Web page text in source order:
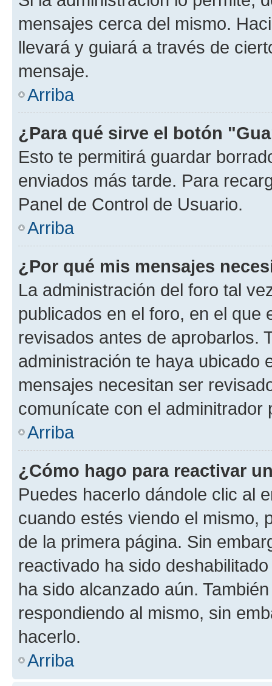
mensajes cerca del mismo.
llevará y guiará a través de
mensaje.
Arriba
¿Para qué sirve el botón
Esto te permitirá guardar
enviados más tarde. Para
Panel de Control de Usuario.
Arriba
¿Por qué mis mensajes
La administración del foro tal
publicados en el foro, en el
revisados antes de aprobarlos.
administración te haya ubicado
mensajes necesitan ser
comunícate con el
Arriba
¿Cómo hago para reactivar
Puedes hacerlo dándole clic al
cuando estés viendo el mismo,
de la primera página. Sin
reactivado ha sido
ha sido alcanzado aún.
respondiendo al mismo, sin
hacerlo.
Arriba